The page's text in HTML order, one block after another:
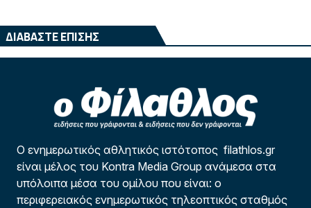
ΔΙΑΒΑΣΤΕ ΕΠΙΣΗΣ
Ο ενημερωτικός αθλητικός ιστότοπος filathlos.gr
είναι μέλος του Kontra Media Group ανάμεσα στα
υπόλοιπα μέσα του ομίλου που είναι: ο
περιφερειακός ενημερωτικός τηλεοπτικός σταθμός